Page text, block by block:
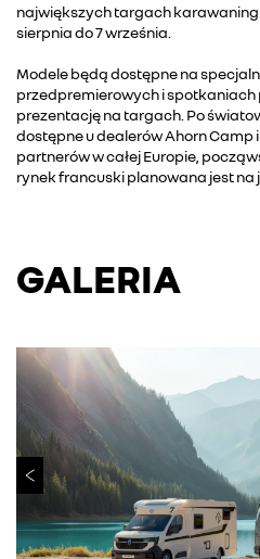
największych targach
sierpnia do 7 września.
Modele będą dostępne na
przedpremierowych i
prezentację na targach. Po
dostępne u dealerów Ahorn Camp
partnerów w całej Europie,
rynek francuski planowana jest na
GALERIA